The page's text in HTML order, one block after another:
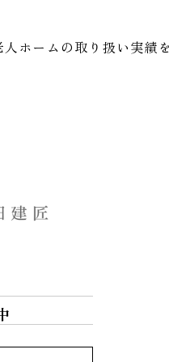
ホームの取り扱い実績